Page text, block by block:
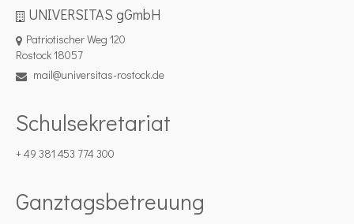
UNIVERSITAS gGmbH
Patriotischer Weg 120
Rostock 18057
mail@universitas-rostock.de
Schulsekretariat
+ 49 381 453 774 300
Ganztagsbetreuung